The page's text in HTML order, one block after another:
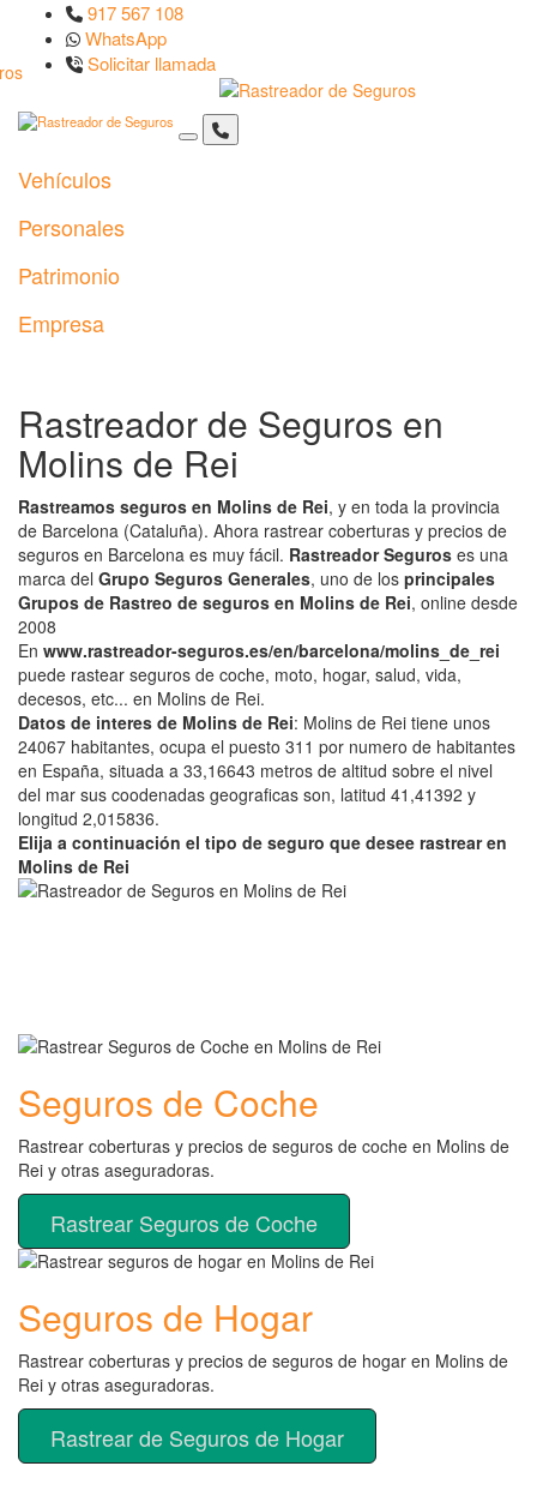
917 567 108
WhatsApp
Solicitar llamada
Vehículos
Personales
Patrimonio
Empresa
Rastreador de Seguros en
Molins de Rei
Rastreamos seguros en Molins de Rei, y en toda la provincia
de Barcelona (Cataluña). Ahora rastrear coberturas y precios de
seguros en Barcelona es muy fácil. Rastreador Seguros es una
marca del Grupo Seguros Generales, uno de los principales
Grupos de Rastreo de seguros en Molins de Rei, online desde
2008
En www.rastreador-seguros.es/en/barcelona/molins_de_rei
puede rastear seguros de coche, moto, hogar, salud, vida,
decesos, etc... en Molins de Rei.
Datos de interes de Molins de Rei: Molins de Rei tiene unos
24067 habitantes, ocupa el puesto 311 por numero de habitantes
en España, situada a 33,16643 metros de altitud sobre el nivel
del mar sus coodenadas geograficas son, latitud 41,41392 y
longitud 2,015836.
Elija a continuación el tipo de seguro que desee rastrear en
Molins de Rei
Seguros de Coche
Rastrear coberturas y precios de seguros de coche en Molins de
Rei y otras aseguradoras.
Rastrear Seguros de Coche
Seguros de Hogar
Rastrear coberturas y precios de seguros de hogar en Molins de
Rei y otras aseguradoras.
Rastrear de Seguros de Hogar